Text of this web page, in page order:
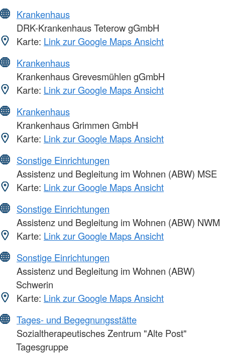
Krankenhaus
DRK-Krankenhaus Teterow gGmbH
Karte: Link zur Google Maps Ansicht
Krankenhaus
Krankenhaus Grevesmühlen gGmbH
Karte: Link zur Google Maps Ansicht
Krankenhaus
Krankenhaus Grimmen GmbH
Karte: Link zur Google Maps Ansicht
Sonstige Einrichtungen
Assistenz und Begleitung im Wohnen (ABW) MSE
Karte: Link zur Google Maps Ansicht
Sonstige Einrichtungen
Assistenz und Begleitung im Wohnen (ABW) NWM
Karte: Link zur Google Maps Ansicht
Sonstige Einrichtungen
Assistenz und Begleitung im Wohnen (ABW)
Schwerin
Karte: Link zur Google Maps Ansicht
Tages- und Begegnungsstätte
Sozialtherapeutisches Zentrum "Alte Post"
Tagesgruppe